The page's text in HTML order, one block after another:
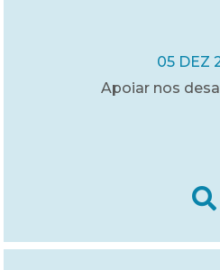
05 DEZ
Apoiar nos